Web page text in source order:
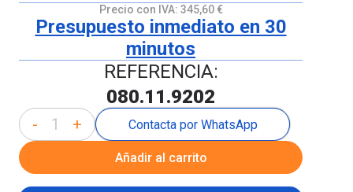
Precio con IVA: 345,60 €
Presupuesto inmediato en 30
minutos
REFERENCIA:
080.11.9202
- + Contacta por WhatsApp
Añadir al carrito